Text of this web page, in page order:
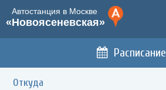
Автостанция в Москве
«Новоясеневская»
Расписание
Откуда